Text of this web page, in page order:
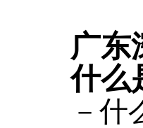
广东
什么
－什